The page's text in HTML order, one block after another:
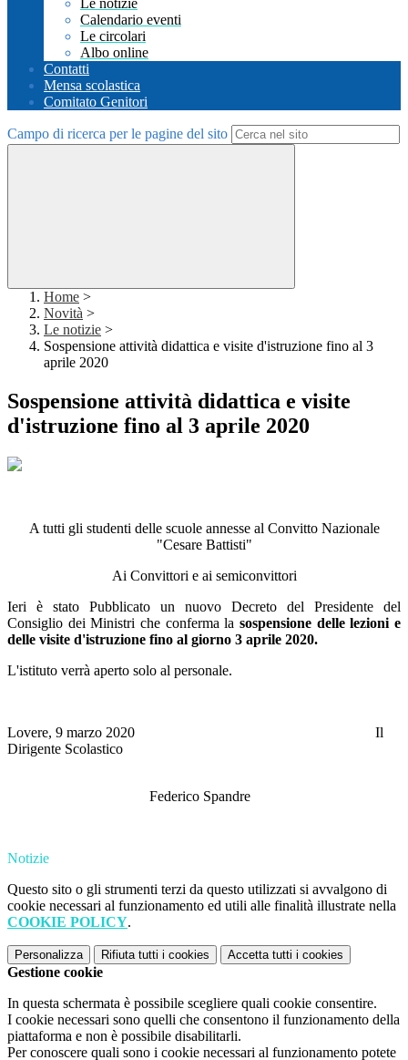
Le notizie
Calendario eventi
Le circolari
Albo online
Contatti
Mensa scolastica
Comitato Genitori
Campo di ricerca per le pagine del sito
Home >
Novità >
Le notizie >
Sospensione attività didattica e visite d'istruzione fino al 3
aprile 2020
Sospensione attività didattica e visite
d'istruzione fino al 3 aprile 2020
A tutti gli studenti delle scuole annesse al Convitto Nazionale
"Cesare Battisti"
Ai Convittori e ai semiconvittori
Ieri è stato Pubblicato un nuovo Decreto del Presidente del
Consiglio dei Ministri che conferma la sospensione delle lezioni e
delle visite d'istruzione fino al giorno 3 aprile 2020.
L'istituto verrà aperto solo al personale.
Lovere, 9 marzo 2020 Il
Dirigente Scolastico
Federico Spandre
Notizie
Questo sito o gli strumenti terzi da questo utilizzati si avvalgono di
cookie necessari al funzionamento ed utili alle finalità illustrate nella
COOKIE POLICY.
Personalizza Rifiuta tutti i cookies Accetta tutti i cookies
Gestione cookie
In questa schermata è possibile scegliere quali cookie consentire.
I cookie necessari sono quelli che consentono il funzionamento della
piattaforma e non è possibile disabilitarli.
Per conoscere quali sono i cookie necessari al funzionamento potete